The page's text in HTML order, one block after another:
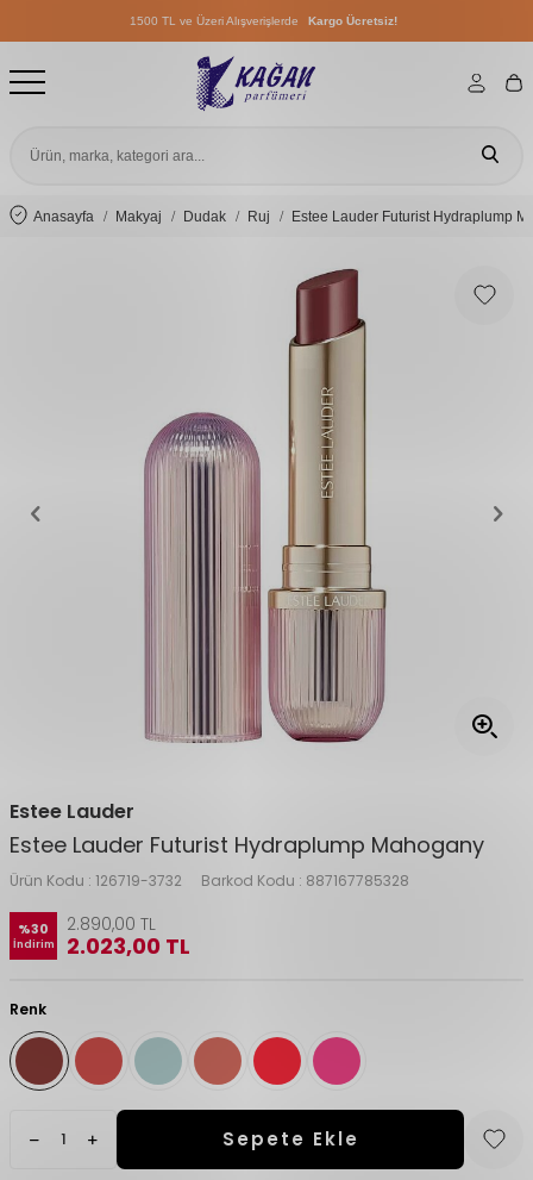
1500 TL ve Üzeri Alışverişlerde Kargo Ücretsiz!
1500 TL ve Üzeri Alışverişlerde
1500 TL ve Üzeri Alışverişlerde
Anasayfa Makyaj Dudak Ruj Estee Lauder Futurist Hydraplump
Estee Lauder
Estee Lauder Futurist Hydraplump Mahogany
Ürün Kodu : 126719-3732 Barkod Kodu : 887167785328
%30
İndirim
2.890,00 TL
2.023,00 TL
Renk
Sepete Ekle